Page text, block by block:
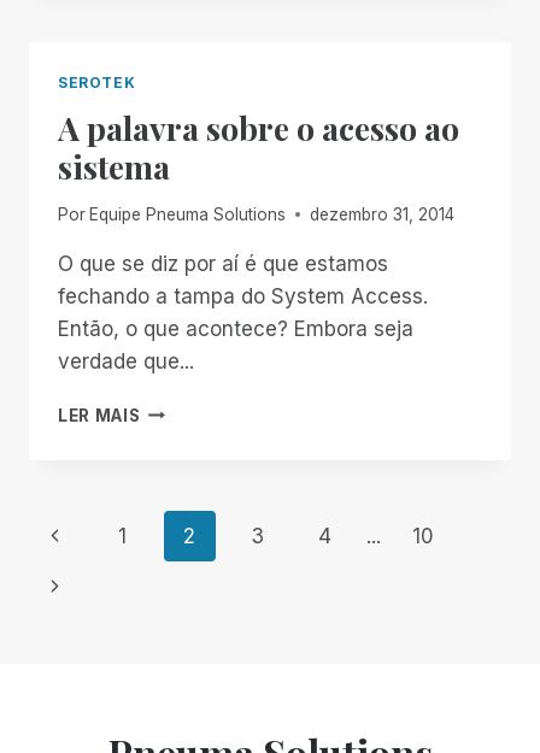
SEROTEK
A palavra sobre o acesso ao
sistema
Por Equipe Pneuma Solutions dezembro 31, 2014
O que se diz por aí é que estamos
fechando a tampa do System Access.
Então, o que acontece? Embora seja
verdade que...
LER MAIS A
ACESSO
SISTEMA
Navegação
da
Página
Anterior
1 2 3 4 ... 10
Página